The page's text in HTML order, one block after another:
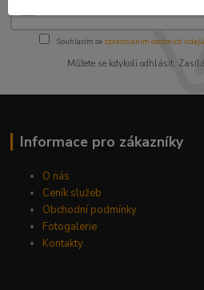
Souhlasím se zpracováním osobních údajů
Můžete se kdykoli odhlásit.
Informace pro zákazníky
O nás
Ceník služeb
Obchodní podmínky
Fotogalerie
Kontakty